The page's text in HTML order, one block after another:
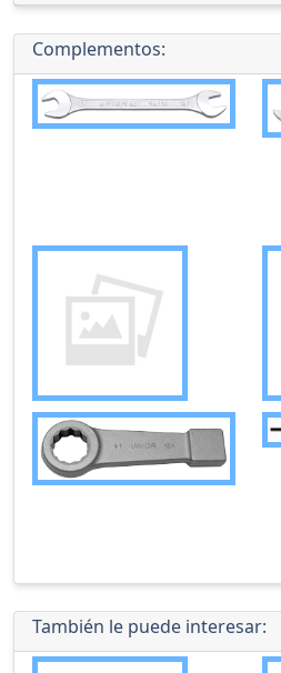
Complementos:
También le puede interesar: